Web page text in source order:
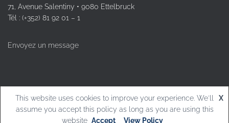
71, Avenue Salentiny • 9080 Ettelbruck
Tél : (+352) 81 92 01 – 1
Envoyez un message
© L.T.Ettelbruck
This website uses cookies to improve your experience. We'll
assume you accept this policy as long as you are using this
website
X
Accept View Policy